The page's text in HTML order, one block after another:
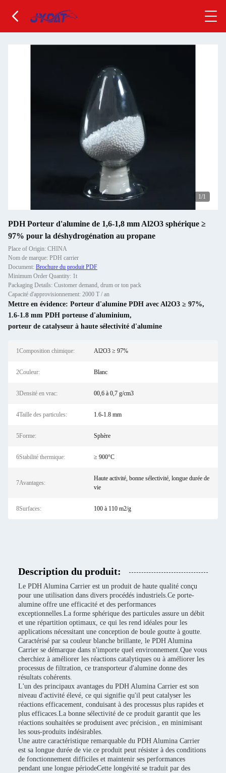
1/1
PDH Porteur d'alumine de 1,6-1,8 mm Al2O3 sphérique ≥
97% pour la déshydrogénation au propane
Place of Origin: CHINA
Nom de marque: PDH carrier
Document: Brochure du produit PDF
Minimum Order Quantity: 1t
Packaging Details: Customer demand, drum or ton pack
Capacité d'approvisionnement: 2000 T / an
Mettre en évidence: Porteur d'alumine PDH avec Al2O3 ≥ 97%,
1.6-1.8 mm PDH porteuse d'aluminium,
porteur de catalyseur à haute sélectivité d'alumine
1Composition chimique: Al2O3 ≥ 97%
2Couleur: Blanc
3Densité en vrac: 00,6 à 0,7 g/cm3
4Taille des particules: 1.6-1.8 mm
5Forme: Sphère
6Stabilité thermique: ≥ 900°C
7Avantages:
Haute activité, bonne sélectivité, longue durée de
vie
8Surfaces: 100 à 110 m2/g
Description du produit:
Le PDH Alumina Carrier est un produit de haute qualité conçu
pour une utilisation dans divers procédés industriels.Ce porte-
alumine offre une efficacité et des performances
exceptionnelles.La forme sphérique des particules assure un débit
et une répartition optimaux, ce qui les rend idéales pour les
applications nécessitant une conception de boule goutte à goutte.
Caractérisé par sa couleur blanche brillante, le PDH Alumina
Carrier se démarque dans n'importe quel environnement.Que vous
cherchiez à améliorer les réactions catalytiques ou à améliorer les
processus de filtration, ce transporteur d'alumine donne des
résultats cohérents.
L'un des principaux avantages du PDH Alumina Carrier est son
niveau d'activité élevé, ce qui signifie qu'il peut catalyser les
réactions efficacement, conduisant à des processus plus rapides et
plus efficaces.La bonne sélectivité de ce produit garantit que les
réactions souhaitées se produisent avec précision., en minimisant
les sous-produits indésirables.
Une autre caractéristique remarquable du PDH Alumina Carrier
est sa longue durée de vie.ce produit peut résister à des conditions
de fonctionnement difficiles et maintenir ses performances
pendant une longue périodeCette longévité se traduit par des